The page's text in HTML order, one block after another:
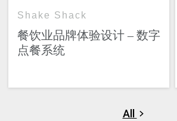
Shake Shack
餐饮业品牌体验设计 – 数字
点餐系统
All